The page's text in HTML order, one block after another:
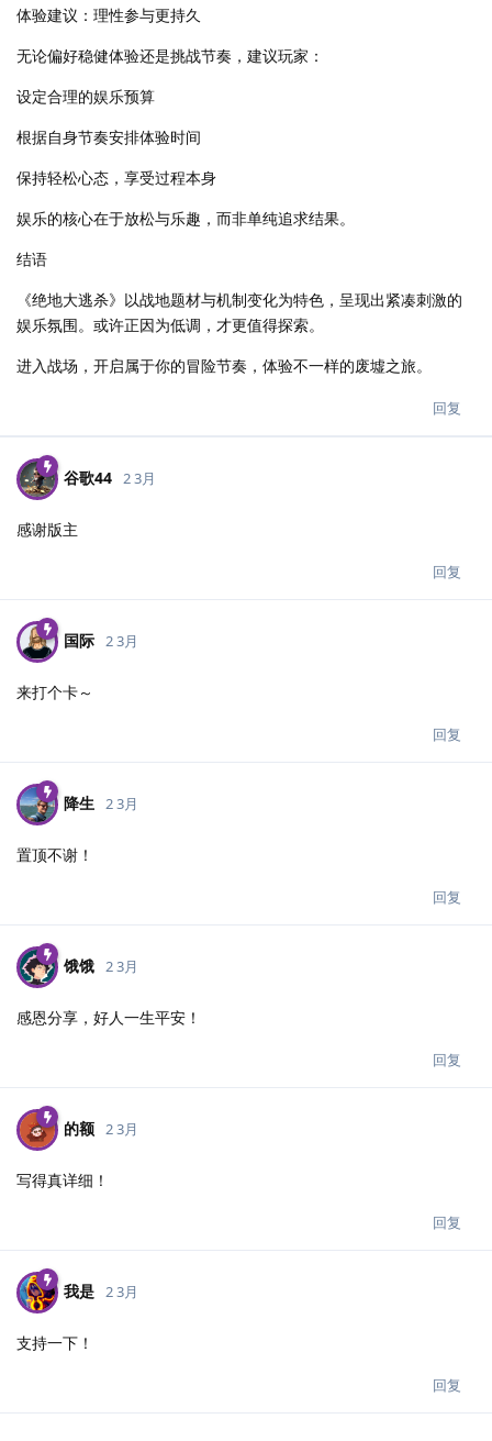
体验建议：理性参与更持久
无论偏好稳健体验还是挑战节奏，建议玩家：
设定合理的娱乐预算
根据自身节奏安排体验时间
保持轻松心态，享受过程本身
娱乐的核心在于放松与乐趣，而非单纯追求结果。
结语
《绝地大逃杀》以战地题材与机制变化为特色，呈现出紧凑刺激的
娱乐氛围。或许正因为低调，才更值得探索。
进入战场，开启属于你的冒险节奏，体验不一样的废墟之旅。
回复
谷歌44 2 3月
感谢版主
回复
国际 2 3月
来打个卡～
回复
降生 2 3月
置顶不谢！
回复
饿饿 2 3月
感恩分享，好人一生平安！
回复
的额 2 3月
写得真详细！
回复
我是 2 3月
支持一下！
回复